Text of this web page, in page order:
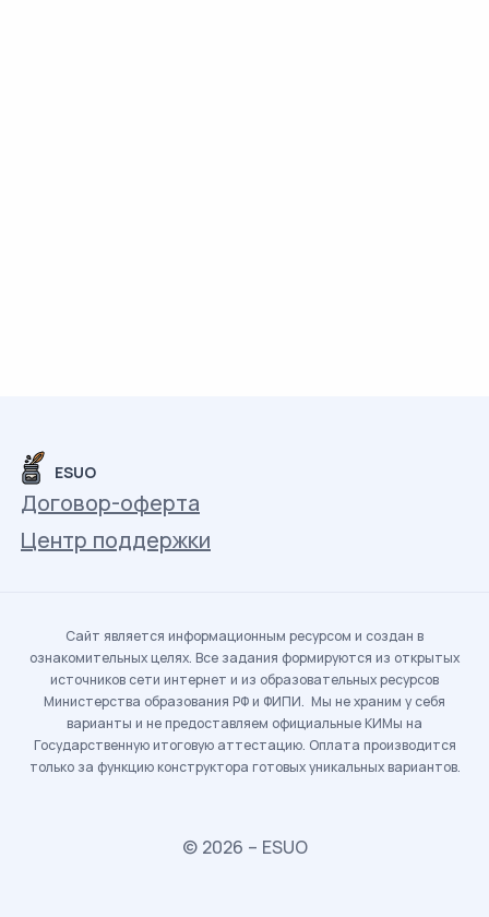
ESUO
Договор-оферта
Центр поддержки
Сайт является информационным ресурсом и создан в
ознакомительных целях. Все задания формируются из открытых
источников сети интернет и из образовательных ресурсов
Министерства образования РФ и ФИПИ. Мы не храним у себя
варианты и не предоставляем официальные КИМы на
Государственную итоговую аттестацию. Оплата производится
только за функцию конструктора готовых уникальных вариантов.
© 2026 – ESUO